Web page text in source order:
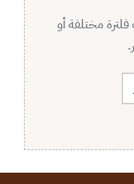
مختلفة أو